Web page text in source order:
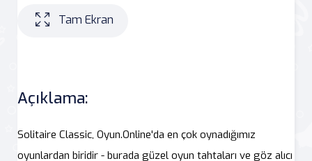
Tam Ekran
Açıklama:
Solitaire Classic, Oyun.Online'da en çok oynadığımız
oyunlardan biridir - burada güzel oyun tahtaları ve göz alıcı